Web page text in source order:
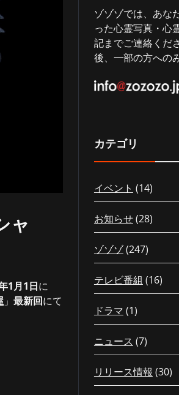
ャ
1月1日に
」 最新回にて
ゾゾゾでは、あな
った心霊写真・心
記までご連絡くだ
後、一部の方への
カテゴリ
イベント (14)
お知らせ(28)
ゾゾゾ(247)
テレビ番組 (16)
ドラマ (1)
ニュース (7)
リリース情報 (30)